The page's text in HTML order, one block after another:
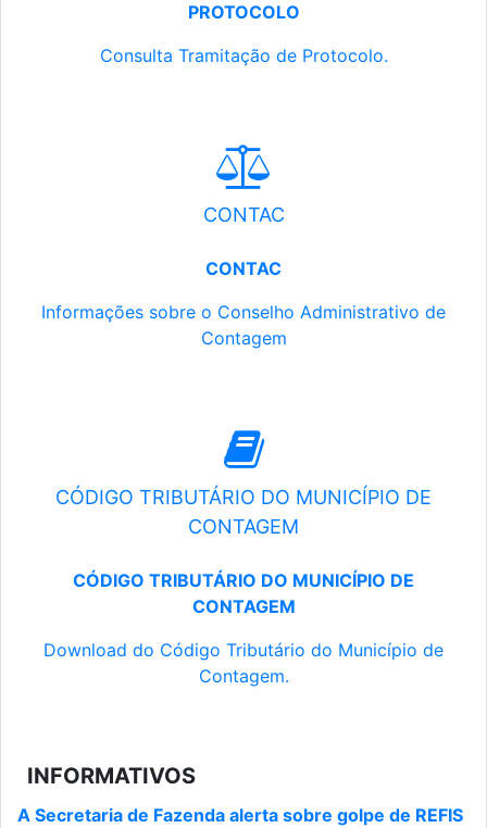
PROTOCOLO
Consulta Tramitação de Protocolo.
CONTAC
CONTAC
Informações sobre o Conselho Administrativo de
Contagem
CÓDIGO TRIBUTÁRIO DO MUNICÍPIO DE
CONTAGEM
CÓDIGO TRIBUTÁRIO DO MUNICÍPIO DE
CONTAGEM
Download do Código Tributário do Município de
Contagem.
INFORMATIVOS
A Secretaria de Fazenda alerta sobre golpe de REFIS